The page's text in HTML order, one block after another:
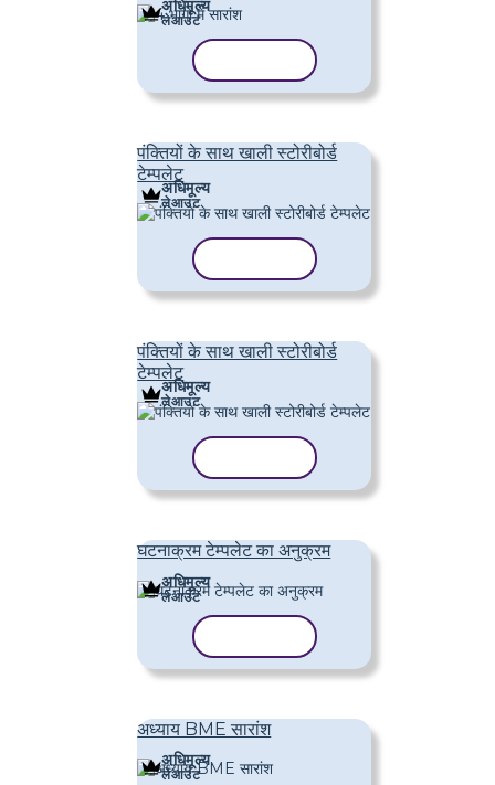
अधिमूल्य
लेआउट
पंक्तियों के साथ खाली स्टोरीबोर्ड
टेम्पलेट
अधिमूल्य
लेआउट
पंक्तियों के साथ खाली स्टोरीबोर्ड
टेम्पलेट
अधिमूल्य
लेआउट
घटनाक्रम टेम्पलेट का अनुक्रम
अधिमूल्य
लेआउट
अध्याय BME सारांश
अधिमूल्य
लेआउट